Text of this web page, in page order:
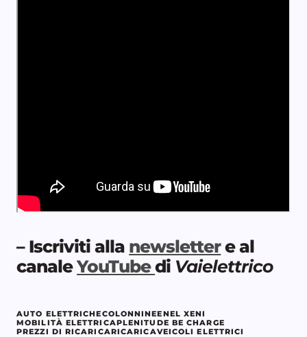
– Iscriviti alla newslettere al
canaleYouTubedi Vaielettrico
AUTO ELETTRICHECOLONNINEENEL XENI
MOBILITÀ ELETTRICAPLENITUDE BE CHARGE
PREZZI DI RICARICARICARICAVEICOLI ELETTRICI